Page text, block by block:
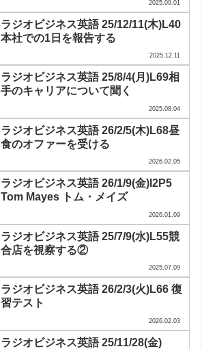
2025.09.01
ラジオビジネス英語 25/12/11(木)L40
本社での1日を報告する
2025.12.11
ラジオビジネス英語 25/8/4(月)L69相
手のキャリアについて聞く
2025.08.04
ラジオビジネス英語 26/2/5(木)L68昼
食のオファーを受ける
2026.02.05
ラジオビジネス英語 26/1/9(金)I2P5
Tom Mayes トム・メイズ
2026.01.09
ラジオビジネス英語 25/7/9(水)L55競
合店を視察する②
2025.07.09
ラジオビジネス英語 26/2/3(火)L66 復
習テスト
2026.02.03
ラジオビジネス英語 25/11/28(金)